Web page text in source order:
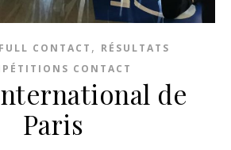
FULL CONTACT , RÉSULTATS
CONTACT
de
Paris